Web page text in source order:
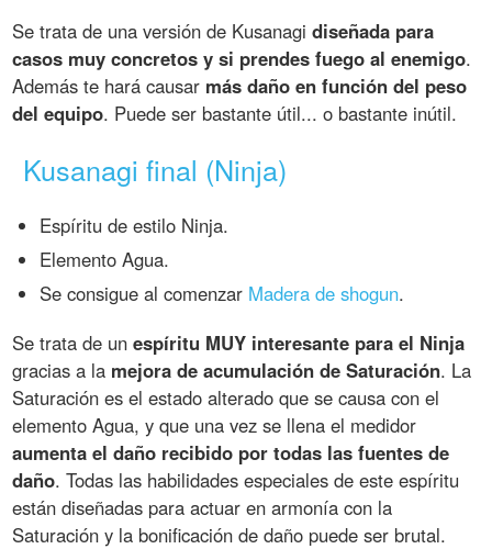
Se trata de una versión de Kusanagidiseñada para
casos muy concretos y si prendes fuego al enemigo.
Además te hará causar más daño en función del peso
del equipo. Puede ser bastante útil... o bastante inútil.
Kusanagi final (Ninja)
Espíritu de estilo Ninja.
Elemento Agua.
Se consigue al comenzar Madera de shogun.
Se trata de unespíritu MUY interesante para el Ninja
gracias a la mejora de acumulación de Saturación. La
Saturación es el estado alterado que se causa con el
elemento Agua, y que una vez se llena el medidor
aumenta el daño recibido por todas las fuentes de
daño. Todas las habilidades especiales de este espíritu
están diseñadas para actuar en armonía con la
Saturación y la bonificación de daño puede ser brutal.